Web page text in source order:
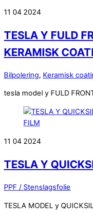
11 04 2024
TESLA Y FULD
KERAMISK
Bilpolering, Keramisk
tesla model y FULD
11 04 2024
TESLA Y
PPF / Stenslagsfolie
TESLA MODEL y